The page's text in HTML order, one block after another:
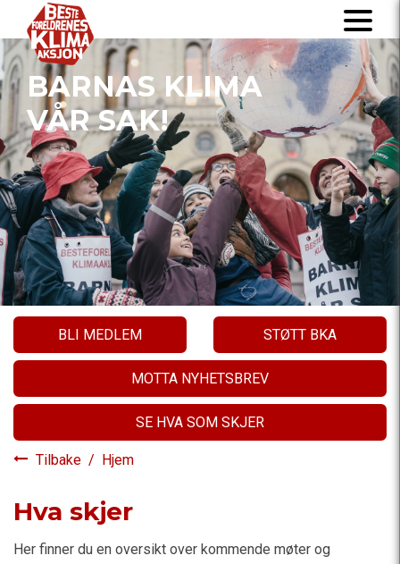
BARNAS KLIMA
VÅR SAK!
BLI MEDLEM STØTT BKA
MOTTA NYHETSBREV
SE HVA SOM SKJER
Tilbake / Hjem
Hva skjer
Her finner du en oversikt over kommende møter og